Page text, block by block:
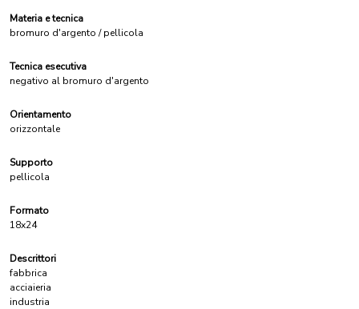
Materia e tecnica
bromuro d'argento / pellicola
Tecnica esecutiva
negativo al bromuro d'argento
Orientamento
orizzontale
Supporto
pellicola
Formato
18x24
Descrittori
fabbrica
acciaieria
industria